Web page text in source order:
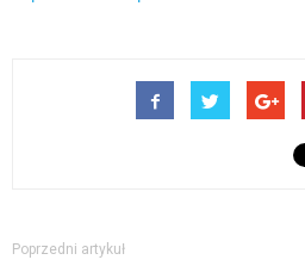
Poprzedni artykuł